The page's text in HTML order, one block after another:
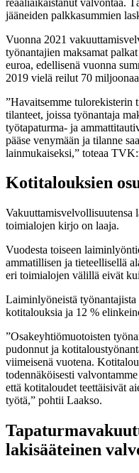
jääneiden palkkasummien
Vuonna 2021
työnantajien maksamat
euroa, edellisenä vuonna
2019 vielä reilut 70
”Havaitsemme tulorekisterin
tilanteet, joissa työnantaja
työtapaturma- ja
pääse venymään ja tilanne
lainmukaiseksi,” toteaa
Kotitalouksien
Vakuuttamisvelvollisuutensa
toimialojen kirjo on laaja.
Vuodesta toiseen
ammatillisen ja tieteellisellä
eri toimialojen välillä eivät
Laiminlyöneistä
kotitalouksia ja 12 %
”Osakeyhtiömuotoisten
pudonnut ja
viimeisenä vuotena.
todennäköisesti
että kotitaloudet teettäisivät
työtä,” pohtii Laakso.
lakisääteinen